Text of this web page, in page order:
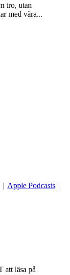
tro, utan
med våra...
| Apple Podcasts |
läsa på